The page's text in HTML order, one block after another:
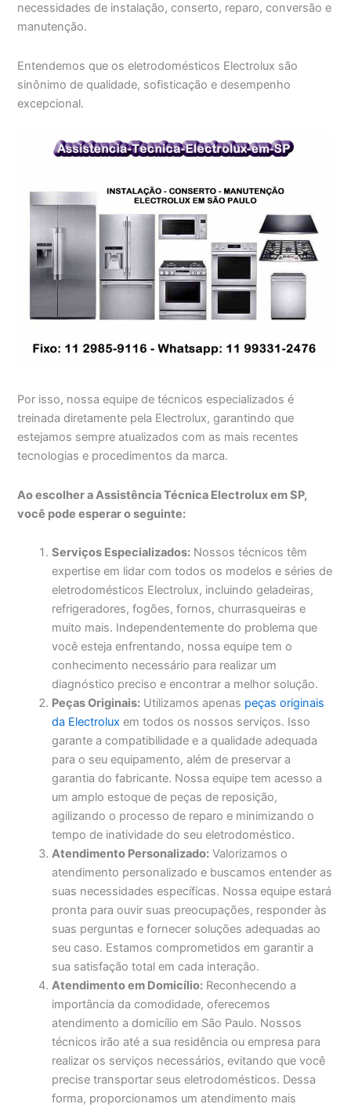
necessidades de instalação, conserto, reparo, conversão e
manutenção.
Entendemos que os eletrodomésticos Electrolux são
sinônimo de qualidade, sofisticação e desempenho
excepcional.
Por isso, nossa equipe de técnicos especializados é
treinada diretamente pela Electrolux, garantindo que
estejamos sempre atualizados com as mais recentes
tecnologias e procedimentos da marca.
Ao escolher a Assistência Técnica Electrolux em SP,
você pode esperar o seguinte:
Serviços Especializados: Nossos técnicos têm
expertise em lidar com todos os modelos e séries de
eletrodomésticos Electrolux, incluindo geladeiras,
refrigeradores, fogões, fornos, churrasqueiras e
muito mais. Independentemente do problema que
você esteja enfrentando, nossa equipe tem o
conhecimento necessário para realizar um
diagnóstico preciso e encontrar a melhor solução.
Peças Originais: Utilizamos apenas peças originais
da Electrolux em todos os nossos serviços. Isso
garante a compatibilidade e a qualidade adequada
para o seu equipamento, além de preservar a
garantia do fabricante. Nossa equipe tem acesso a
um amplo estoque de peças de reposição,
agilizando o processo de reparo e minimizando o
tempo de inatividade do seu eletrodoméstico.
Atendimento Personalizado: Valorizamos o
atendimento personalizado e buscamos entender as
suas necessidades específicas. Nossa equipe estará
pronta para ouvir suas preocupações, responder às
suas perguntas e fornecer soluções adequadas ao
seu caso. Estamos comprometidos em garantir a
sua satisfação total em cada interação.
Atendimento em Domicílio: Reconhecendo a
importância da comodidade, oferecemos
atendimento a domicílio em São Paulo. Nossos
técnicos irão até a sua residência ou empresa para
realizar os serviços necessários, evitando que você
precise transportar seus eletrodomésticos. Dessa
forma, proporcionamos um atendimento mais